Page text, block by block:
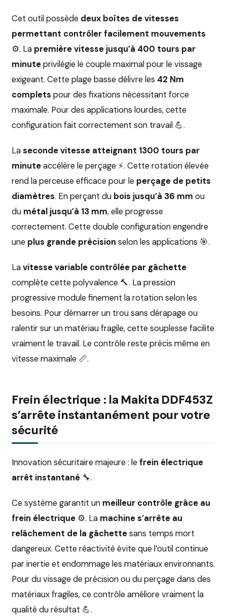
Cet outil possède deux boîtes de vitesses
permettant contrôler facilement mouvements
⚙️. La première vitesse jusqu’à 400 tours par
minuteprivilégie le couple maximal pour le vissage
exigeant. Cette plage basse délivre les 42 Nm
complets pour des fixations nécessitant force
maximale. Pour des applications lourdes, cette
configuration fait correctement son travail 💪.
Laseconde vitesse atteignant 1300 tours par
minuteaccélère le perçage ⚡. Cette rotation élevée
rend la perceuse efficace pour le perçage de petits
diamètres. En perçant du bois jusqu’à 36 mm ou
du métal jusqu’à 13 mm, elle progresse
correctement. Cette double configuration engendre
une plus grande précision selon les applications 🎯.
Lavitesse variable contrôlée par gâchette
complète cette polyvalence 🔨. La pression
progressive module finement la rotation selon les
besoins. Pour démarrer un trou sans dérapage ou
ralentir sur un matériau fragile, cette souplesse facilite
vraiment le travail. Le contrôle reste précis même en
vitesse maximale 📏.
Frein électrique : la Makita DDF453Z
s’arrête instantanément pour votre
sécurité
Innovation sécuritaire majeure : le frein électrique
arrêt instantané 🔧.
Ce système garantit un meilleur contrôle grâce au
frein électrique ⚙️. La machine s’arrête au
relâchement de la gâchettesans temps mort
dangereux. Cette réactivité évite que l’outil continue
par inertie et endommage les matériaux environnants.
Pour du vissage de précision ou du perçage dans des
matériaux fragiles, ce contrôle améliore vraiment la
qualité du résultat 💪.